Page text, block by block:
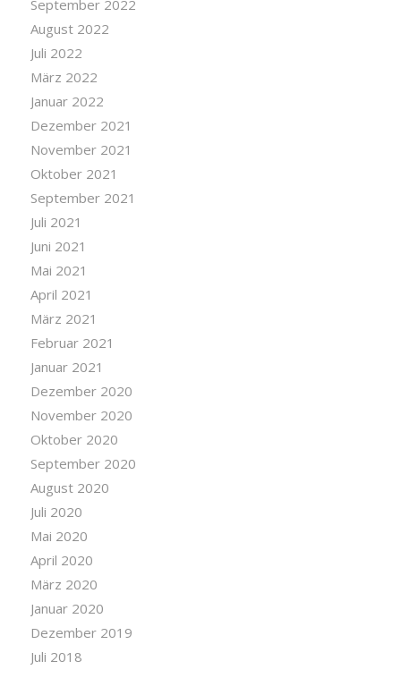
September 2022
August 2022
Juli 2022
März 2022
Januar 2022
Dezember 2021
November 2021
Oktober 2021
September 2021
Juli 2021
Juni 2021
Mai 2021
April 2021
März 2021
Februar 2021
Januar 2021
Dezember 2020
November 2020
Oktober 2020
September 2020
August 2020
Juli 2020
Mai 2020
April 2020
März 2020
Januar 2020
Dezember 2019
Juli 2018